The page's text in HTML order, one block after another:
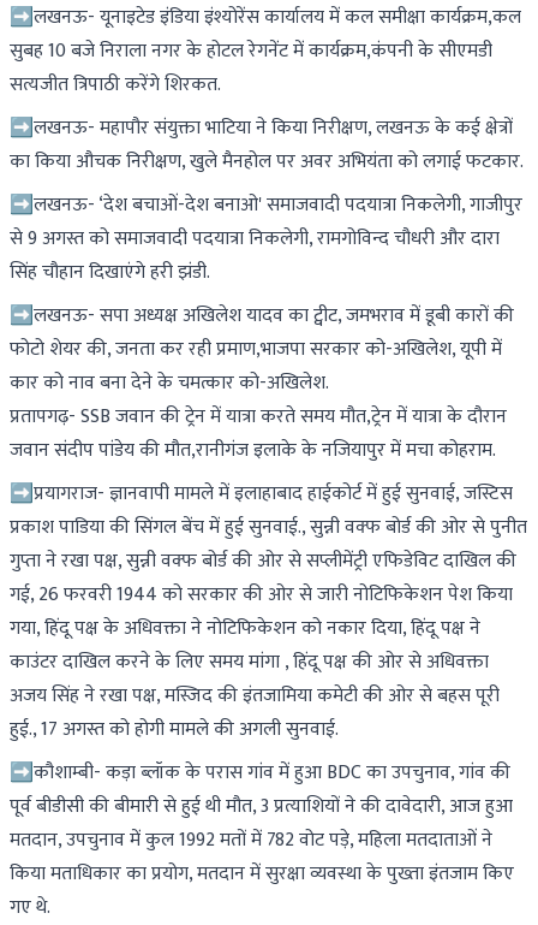
➡लखनऊ- यूनाइटेड इंडिया इंश्योरेंस कार्यालय में कल समीक्षा कार्यक्रम,कल
सुबह 10 बजे निराला नगर के होटल रेगनेंट में कार्यक्रम,कंपनी के सीएमडी
सत्यजीत त्रिपाठी करेंगे शिरकत.
➡लखनऊ- महापौर संयुक्ता भाटिया ने किया निरीक्षण, लखनऊ के कई क्षेत्रों
का किया औचक निरीक्षण, खुले मैनहोल पर अवर अभियंता को लगाई फटकार.
➡लखनऊ- ‘देश बचाओं-देश बनाओ' समाजवादी पदयात्रा निकलेगी, गाजीपुर
से 9 अगस्त को समाजवादी पदयात्रा निकलेगी, रामगोविन्द चौधरी और दारा
सिंह चौहान दिखाएंगे हरी झंडी.
➡लखनऊ- सपा अध्यक्ष अखिलेश यादव का ट्वीट, जमभराव में डूबी कारों की
फोटो शेयर की, जनता कर रही प्रमाण,भाजपा सरकार को-अखिलेश, यूपी में
कार को नाव बना देने के चमत्कार को-अखिलेश.
प्रतापगढ़- SSB जवान की ट्रेन में यात्रा करते समय मौत,ट्रेन में यात्रा के दौरान
जवान संदीप पांडेय की मौत,रानीगंज इलाके के नजियापुर में मचा कोहराम.
➡प्रयागराज- ज्ञानवापी मामले में इलाहाबाद हाईकोर्ट में हुई सुनवाई, जस्टिस
प्रकाश पाडिया की सिंगल बेंच में हुई सुनवाई., सुन्नी वक्फ बोर्ड की ओर से पुनीत
गुप्ता ने रखा पक्ष, सुन्नी वक्फ बोर्ड की ओर से सप्लीमेंट्री एफिडेविट दाखिल की
गई, 26 फरवरी 1944 को सरकार की ओर से जारी नोटिफिकेशन पेश किया
गया, हिंदू पक्ष के अधिवक्ता ने नोटिफिकेशन को नकार दिया, हिंदू पक्ष ने
काउंटर दाखिल करने के लिए समय मांगा , हिंदू पक्ष की ओर से अधिवक्ता
अजय सिंह ने रखा पक्ष, मस्जिद की इंतजामिया कमेटी की ओर से बहस पूरी
हुई., 17 अगस्त को होगी मामले की अगली सुनवाई.
➡कौशाम्बी- कड़ा ब्लॉक के परास गांव में हुआ BDC का उपचुनाव, गांव की
पूर्व बीडीसी की बीमारी से हुई थी मौत, 3 प्रत्याशियों ने की दावेदारी, आज हुआ
मतदान, उपचुनाव में कुल 1992 मतों में 782 वोट पड़े, महिला मतदाताओं ने
किया मताधिकार का प्रयोग, मतदान में सुरक्षा व्यवस्था के पुख्ता इंतजाम किए
गए थे.